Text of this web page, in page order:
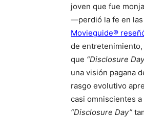
joven que fue
—perdió la fe en las
Movieguide®
de entretenimiento,
que “Disclosure
una visión pagana
rasgo evolutivo
casi omniscientes
“Disclosure Day”